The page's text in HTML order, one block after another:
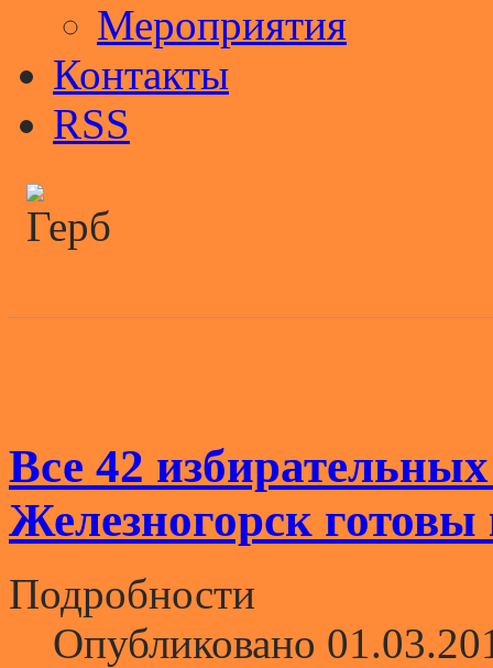
Мероприятия
Контакты
RSS
Все 42
Железногорск
Подробности
Опубликовано